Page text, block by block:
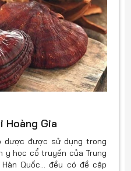
Hoàng Gia
dược được sử dụng trong
y học cổ truyền của Trung
Quốc… đều có đề cập